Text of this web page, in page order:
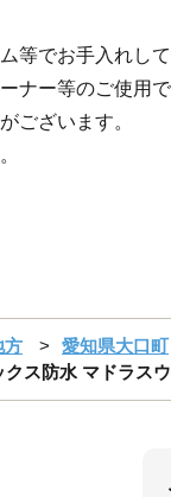
等でお手入れして
ナー等のご使用
ございます。
方 愛知県大口町
ス防水 マドラス